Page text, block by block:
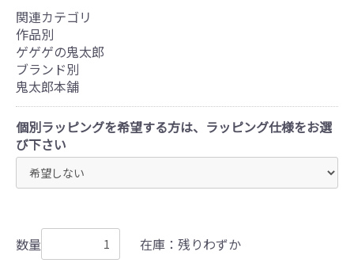
関連カテゴリ
作品別
ゲゲゲの鬼太郎
ブランド別
鬼太郎本舗
個別ラッピングを希望する方は、ラッピング仕様をお選
び下さい
数量 在庫：残りわずか